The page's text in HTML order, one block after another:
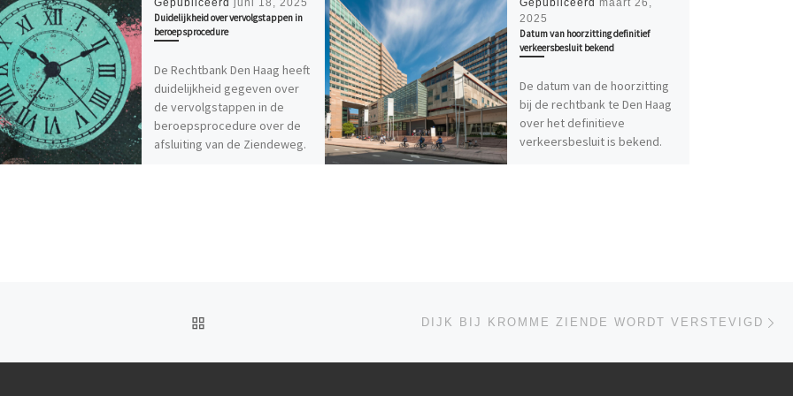
Gepubliceerdjuni 18, 2025
Duidelijkheid over vervolgstappen in
beroepsprocedure
De Rechtbank Den Haag heeft
duidelijkheid gegeven over
de vervolgstappen in de
beroepsprocedure over de
afsluiting van de Ziendeweg.
Gepubliceerd maart 26,
2025
Datum van hoorzitting definitief
verkeersbesluit bekend
De datum van de hoorzitting
bij de rechtbank te Den Haag
over het definitieve
verkeersbesluit is bekend.
TERUG NAAR BERICHTENLIJSTDIJK BIJ KROMME ZIENDE WORDT VERSTEVIGD